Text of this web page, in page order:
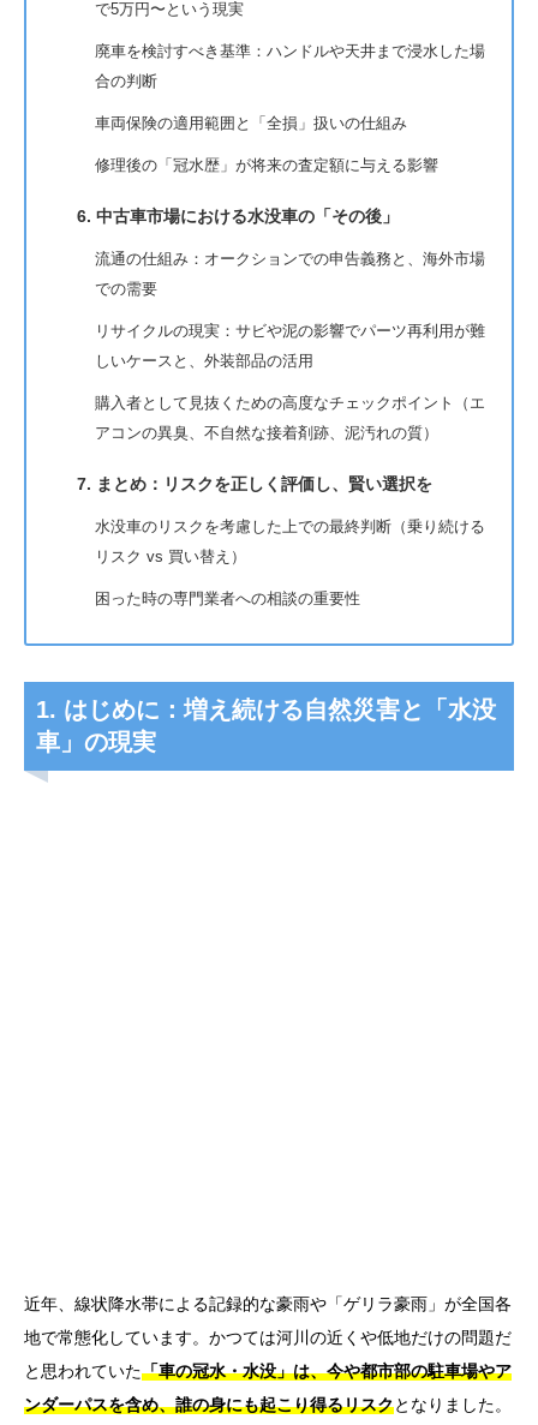
で5万円〜という現実
廃車を検討すべき基準：ハンドルや天井まで浸水した場
合の判断
車両保険の適用範囲と「全損」扱いの仕組み
修理後の「冠水歴」が将来の査定額に与える影響
6. 中古車市場における水没車の「その後」
流通の仕組み：オークションでの申告義務と、海外市場
での需要
リサイクルの現実：サビや泥の影響でパーツ再利用が難
しいケースと、外装部品の活用
購入者として見抜くための高度なチェックポイント（エ
アコンの異臭、不自然な接着剤跡、泥汚れの質）
7. まとめ：リスクを正しく評価し、賢い選択を
水没車のリスクを考慮した上での最終判断（乗り続ける
リスク vs 買い替え）
困った時の専門業者への相談の重要性
1. はじめに：増え続ける自然災害と「水没
車」の現実
近年、線状降水帯による記録的な豪雨や「ゲリラ豪雨」が全国各
地で常態化しています。かつては河川の近くや低地だけの問題だ
と思われていた「車の冠水・水没」は、今や都市部の駐車場やア
ンダーパスを含め、誰の身にも起こり得るリスクとなりました。